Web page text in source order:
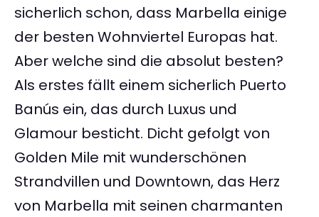
sicherlich schon, dass Marbella einige
der besten Wohnviertel Europas hat.
Aber welche sind die absolut besten?
Als erstes fällt einem sicherlich Puerto
Banús ein, das durch Luxus und
Glamour besticht. Dicht gefolgt von
Golden Mile mit wunderschönen
Strandvillen und Downtown, das Herz
von Marbella mit seinen charmanten